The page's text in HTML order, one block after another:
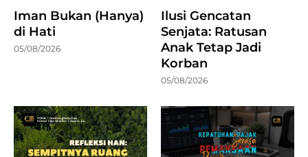
Iman Bukan (Hanya)
di Hati
05/08/2026
Ilusi Gencatan
Senjata: Ratusan
Anak Tetap Jadi
Korban
05/08/2026